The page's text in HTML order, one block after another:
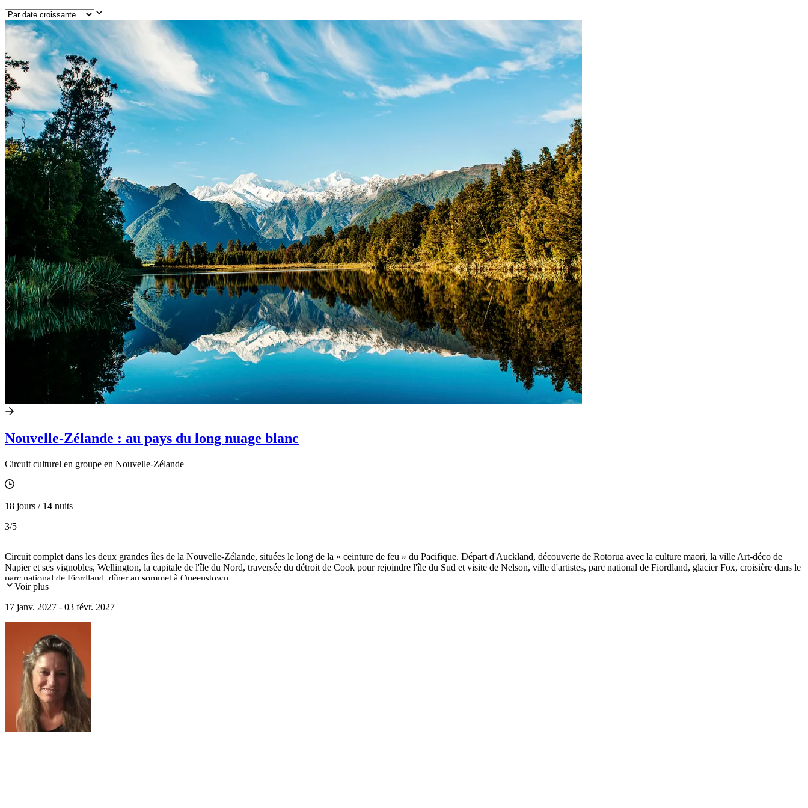
Nouvelle-Zélande : au pays du long nuage blanc
Circuit culturel en groupe en Nouvelle-Zélande
18 jours / 14 nuits
3/5
Circuit complet dans les deux grandes îles de la Nouvelle-Zélande, situées le long de la « ceinture de feu » du Pacifique. Départ d'Auckland, découverte de Rotorua avec la culture maori, la ville Art-déco de
Napier et ses vignobles, Wellington, la capitale de l'île du Nord, traversée du détroit de Cook pour rejoindre l'île du Sud et visite de Nelson, ville d'artistes, parc national de Fiordland, glacier Fox, croisière dans le
parc national de Fjordland, dîner au sommet à Queenstown...
Voir plus
17 janv. 2027 - 03 févr. 2027